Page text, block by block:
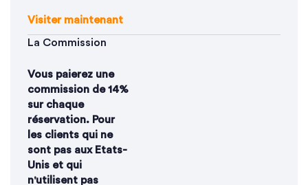
Visiter maintenant
La Commission
Vous paierez une
commission de 14%
sur chaque
réservation. Pour
les clients qui ne
sont pas aux Etats-
Unis et qui
n'utilisent pas